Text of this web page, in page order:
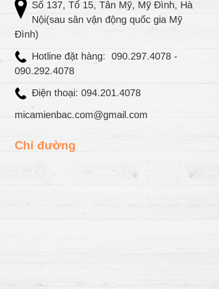
Số 137, Tổ 15, Tân Mỹ, Mỹ Đình, Hà
Nội(sau sân vận động quốc gia Mỹ
Đình)
Hotline đặt hàng: 090.297.4078 -
090.292.4078
Điện thoại: 094.201.4078
micamienbac.com@gmail.com
Chỉ đường